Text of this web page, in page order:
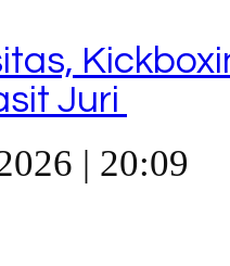
Juri
| 20:09